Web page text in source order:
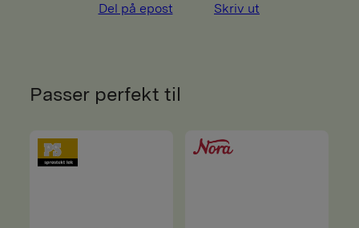
Del på epost Skriv ut
Passer perfekt til